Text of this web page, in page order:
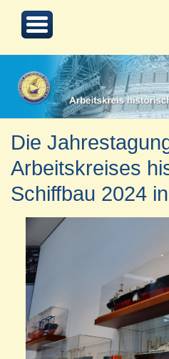
Die
Arbeitskreises
Schiffbau 2024